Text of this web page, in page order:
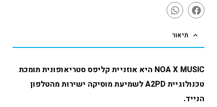
תיאור
NOA X MUSIC היא אוזניית קליפס סטריאופונית תומכת
טכנולוגיית A2PD לשמיעת מוסיקה ישירות מהטלפון
הנייד.